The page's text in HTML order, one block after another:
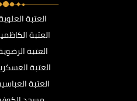
العتبة
العتبة
العتبة
العتبة
العتبة